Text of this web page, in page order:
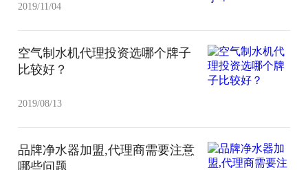
2019/11/04
空气制水机代理投资选哪个牌子
比较好？
2019/08/13
品牌净水器加盟,代理商需要注意
哪些问题